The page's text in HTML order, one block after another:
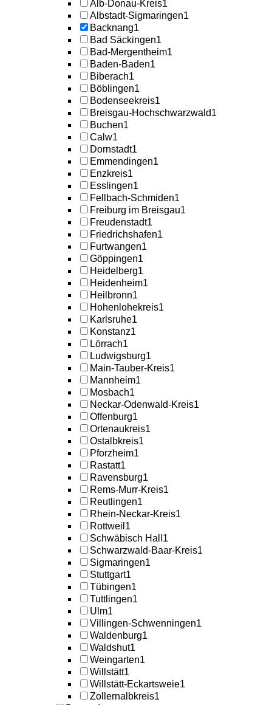
Alb-Donau-Kreis1
Albstadt-Sigmaringen1
Backnang1
Bad Säckingen1
Bad-Mergentheim1
Baden-Baden1
Biberach1
Böblingen1
Bodenseekreis1
Breisgau-Hochschwarzwald1
Buchen1
Calw1
Dornstadt1
Emmendingen1
Enzkreis1
Esslingen1
Fellbach-Schmiden1
Freiburg im Breisgau1
Freudenstadt1
Friedrichshafen1
Furtwangen1
Göppingen1
Heidelberg1
Heidenheim1
Heilbronn1
Hohenlohekreis1
Karlsruhe1
Konstanz1
Lörrach1
Ludwigsburg1
Main-Tauber-Kreis1
Mannheim1
Mosbach1
Neckar-Odenwald-Kreis1
Offenburg1
Ortenaukreis1
Ostalbkreis1
Pforzheim1
Rastatt1
Ravensburg1
Rems-Murr-Kreis1
Reutlingen1
Rhein-Neckar-Kreis1
Rottweil 1
Schwäbisch Hall 1
Schwarzwald-Baar-Kreis1
Sigmaringen1
Stuttgart1
Tübingen1
Tuttlingen1
Ulm1
Villingen-Schwenningen1
Waldenburg1
Waldshut1
Weingarten1
Willstätt1
Willstätt-Eckartsweie1
Zollernalbkreis1